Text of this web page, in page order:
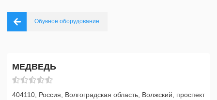
Обувное оборудование
МЕДВЕДЬ
404110, Россия, Волгоградская область, Волжский, проспект